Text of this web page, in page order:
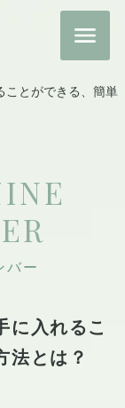
ことができる、簡単
バー
に入れるこ
法とは？